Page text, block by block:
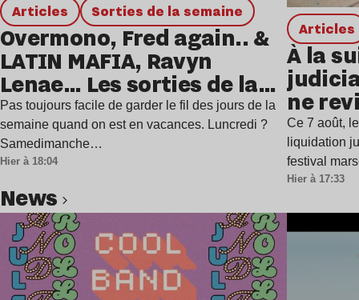
Articles Sorties de la semaine
Overmono, Fred again.. &
LATIN MAFIA, Ravyn
Lenae… Les sorties de la
semaine
Pas toujours facile de garder le fil des jours de la
semaine quand on est en vacances. Luncredi ?
Samedimanche…
Hier à 18:04
Articles
À la
ne
Ce 7 août,
liquidation
festival
Hier à 17:33
news
Lire l’article